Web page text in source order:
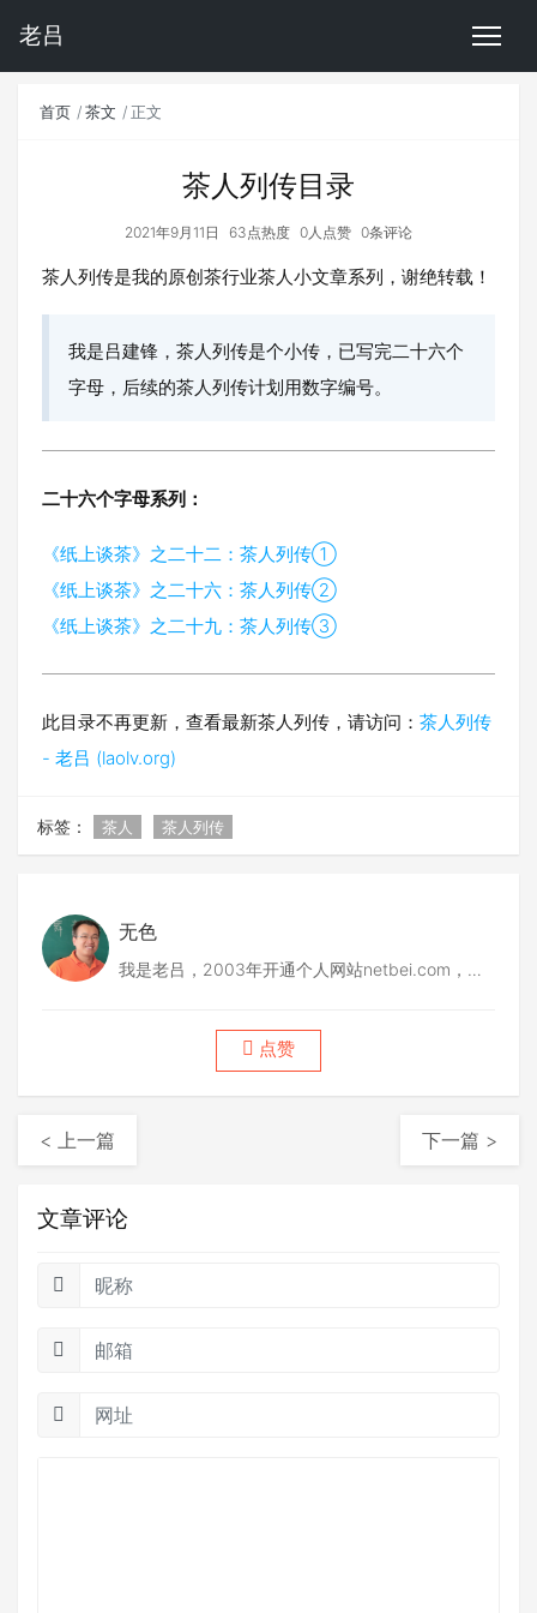
老吕
首页 茶文 正文
茶人列传目录
2021年9月11日 63点热度 0人点赞 0条评论
茶人列传是我的原创茶行业茶人小文章系列，谢绝转载！
我是吕建锋，茶人列传是个小传，已写完二十六个
字母，后续的茶人列传计划用数字编号。
二十六个字母系列：
《纸上谈茶》之二十二：茶人列传①
《纸上谈茶》之二十六：茶人列传②
《纸上谈茶》之二十九：茶人列传③
此目录不再更新，查看最新茶人列传，请访问： 茶人列传
- 老吕 (laolv.org)
标签： 茶人 茶人列传
无色
我是老吕，2003年开通个人网站netbei.com，
网，2012年做中木品牌普洱茶，2015年做众筹茶
项目，2017创立后月古茶，2018年底联合筹建德
点赞
< 上一篇 下一篇 >
文章评论